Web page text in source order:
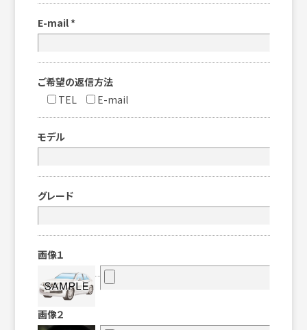
E-mail *
ご希望の返信方法
TEL
E-mail
モデル
グレード
画像１
画像２